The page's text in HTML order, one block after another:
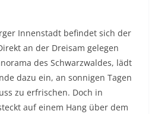
Innenstadt befindet sich der
an der Dreisam gelegen
des Schwarzwaldes, lädt
dazu ein, an sonnigen Tagen
zu erfrischen. Doch in
auf einem Hang über dem